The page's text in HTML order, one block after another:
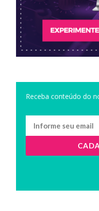
Receba conteúdo do